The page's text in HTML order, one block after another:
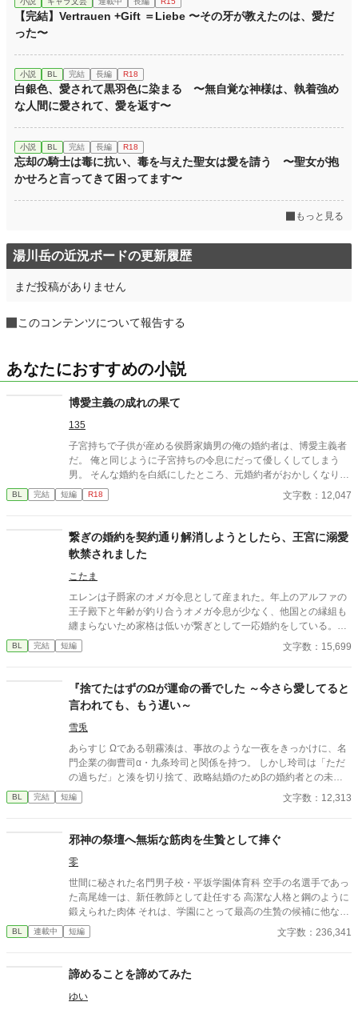
【完結】Vertrauen +Gift ＝Liebe 〜その牙が教えたのは、愛だ
った〜
小説 BL 完結 長編 R18
白銀色、愛されて黒羽色に染まる 〜無自覚な神様は、執着強め
な人間に愛されて、愛を返す〜
小説 BL 完結 長編 R18
忘却の騎士は毒に抗い、毒を与えた聖女は愛を請う 〜聖女が抱
かせろと言ってきて困ってます〜
もっと見る
湯川岳の近況ボードの更新履歴
まだ投稿がありません
このコンテンツについて報告する
あなたにおすすめの小説
博愛主義の成れの果て
135
子宮持ちで子供が産める侯爵家嫡男の俺の婚約者は、博愛主義者
だ。 俺と同じように子宮持ちの令息にだって優しくしてしまう
男。 そんな婚約を白紙にしたところ、元婚約者がおかしくなりは
じめた……。
BL 完結 短編 R18 文字数：12,047
繋ぎの婚約を契約通り解消しようとしたら、王宮に溺愛
軟禁されました
こたま
エレンは子爵家のオメガ令息として産まれた。年上のアルファの
王子殿下と年齢が釣り合うオメガ令息が少なく、他国との縁組も
纏まらないため家格は低いが繋ぎとして一応婚約をしている。王
子のことは兄のように慕っており、初恋の人ではあるけれど、契
約終了時期か王子に想い人が現れた時には解消されるものと考え
婚を承諾するまでここから出さないと王子から溢れるほどの愛を
与えられる。ハッピーエンドオメガバースBLです。
BL 完結 短編 文字数：15,699
『捨てたはずのΩが運命の番でした ～今さら愛してると
言われても、もう遅い～
雪兎
あらすじ Ωである朝霧湊は、事故のような一夜をきっかけに、名
門企業の御曹司α・九条玲司と関係を持つ。 しかし玲司は「ただ
の過ちだ」と湊を切り捨て、政略結婚のためβの婚約者との未来
を選んだ。 深く傷ついた湊は、彼の前から姿を消す。 数か月後―
―。 湊の身体は、これまで誰も知らなかった希少な『遅咲きΩ』
たと知る。 「戻ってきてくれ」 今さら必死に追いかけてくる玲
司。 だが湊の隣には、自分を支え続けてくれた医師のα・神崎伊
織がいた。 「あなたは俺を捨てたでしょう」 後悔に苦しむα、執
着する第二のα、そして希少Ωを巡る陰謀。 もう二度と傷つきた
くないΩが最後に選ぶ相手とは――。 捨てた側の後悔と執着が加
速する、すれ違いオメガバースBL。
BL 完結 短編 文字数：12,313
邪神の祭壇へ無垢な筋肉を生贄として捧ぐ
零
世間に秘された名門男子校・平坂学園体育科 空手の名選手であっ
た高尾雄一は、新任教師として赴任する 高潔な人格と鋼のように
鍛えられた肉体 それは、学園にとって最高の生贄の候補に他なら
なかった 至高の筋肉を持つ、精神を削られ意志をなくした青年を
太古の神に捧げるため、“水”、“風”、“土”の信奉者達が暗躍する 意
校で繰り広げられるダークファンタジー
BL 連載中 短編 文字数：236,341
諦めることを諦めてみた
ゆい